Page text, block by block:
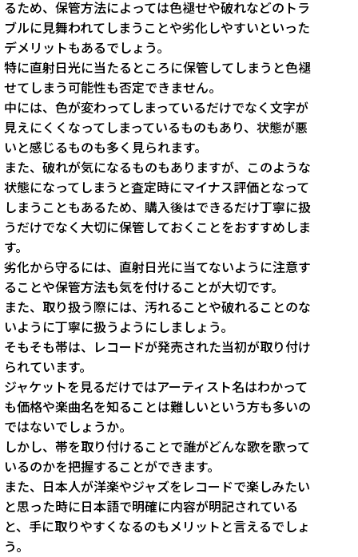
るため、保管方法によっては色褪せや破れなどのトラ
ブルに見舞われてしまうことや劣化しやすいといった
デメリットもあるでしょう。
特に直射日光に当たるところに保管してしまうと色褪
せてしまう可能性も否定できません。
中には、色が変わってしまっているだけでなく文字が
見えにくくなってしまっているものもあり、状態が悪
いと感じるものも多く見られます。
また、破れが気になるものもありますが、このような
状態になってしまうと査定時にマイナス評価となって
しまうこともあるため、購入後はできるだけ丁寧に扱
うだけでなく大切に保管しておくことをおすすめしま
す。
劣化から守るには、直射日光に当てないように注意す
ることや保管方法も気を付けることが大切です。
また、取り扱う際には、汚れることや破れることのな
いように丁寧に扱うようにしましょう。
そもそも帯は、レコードが発売された当初が取り付け
られています。
ジャケットを見るだけではアーティスト名はわかって
も価格や楽曲名を知ることは難しいという方も多いの
ではないでしょうか。
しかし、帯を取り付けることで誰がどんな歌を歌って
いるのかを把握することができます。
また、日本人が洋楽やジャズをレコードで楽しみたい
と思った時に日本語で明確に内容が明記されている
と、手に取りやすくなるのもメリットと言えるでしょ
う。